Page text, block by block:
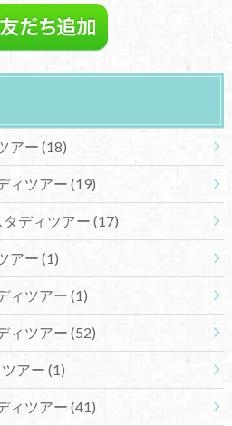
アー (18)
ィツアー (19)
ディツアー (17)
アー (1)
ィツアー (1)
ィツアー (52)
アー (1)
ィツアー (41)